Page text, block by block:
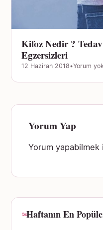
Kifoz Nedir ?
Egzersizleri
12 Haziran 2018•Yorum
Yorum Yap
Yorum yapabilmek
Haftanın En